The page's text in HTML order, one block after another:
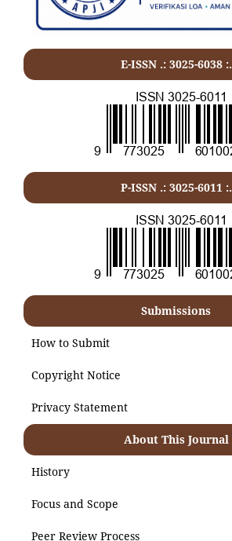
E-ISSN .: 3025-6038 :.
P-ISSN .: 3025-6011 :.
Submissions
How to Submit
Copyright Notice
Privacy Statement
About This Journal
History
Focus and Scope
Peer Review Process